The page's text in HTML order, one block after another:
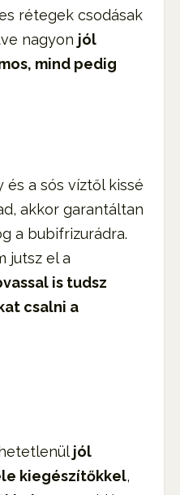
rétegek csodásak
nagyon jól
mind pedig
a sós víztől kissé
akkor garantáltan
a bubifrizurádra.
jutsz el a
is tudsz
csalni a
jól
kiegészítőkkel,